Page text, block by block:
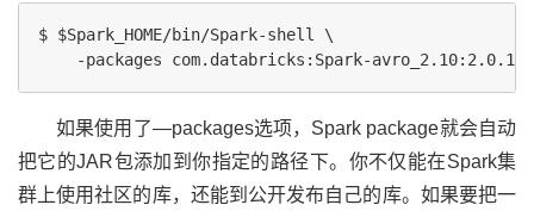
$ $Spark_HOME/bin/Spark-shell \
如果使用了—packages选项，Spark package就会自动
把它的JAR包添加到你指定的路径下。你不仅能在Spark集
群上使用社区的库，还能到公开发布自己的库。如果要把一